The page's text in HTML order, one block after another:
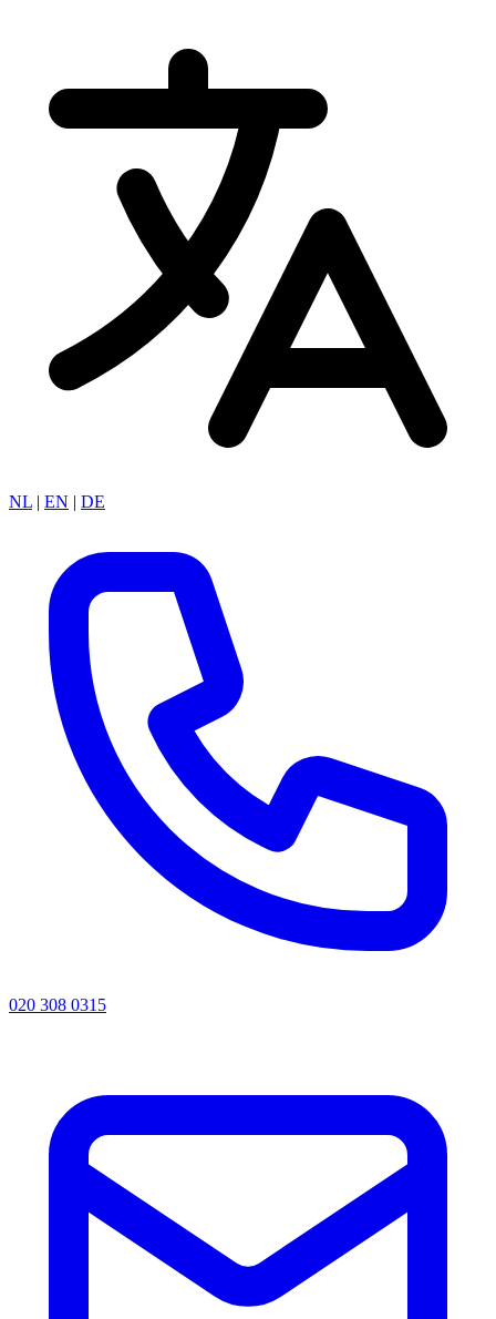
NL | EN | DE
020 308 0315